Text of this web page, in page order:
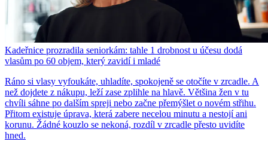
Kadeřnice prozradila seniorkám: tahle 1 drobnost u účesu dodá
vlasům po 60 objem, který zavidí i mladé
Ráno si vlasy vyfoukáte, uhladíte, spokojeně se otočíte v zrcadle. A
než dojdete z nákupu, leží zase zplihle na hlavě. Většina žen v tu
chvíli sáhne po dalším spreji nebo začne přemýšlet o novém střihu.
Přitom existuje úprava, která zabere necelou minutu a nestojí ani
korunu. Žádné kouzlo se nekoná, rozdíl v zrcadle přesto uvidíte
hned.